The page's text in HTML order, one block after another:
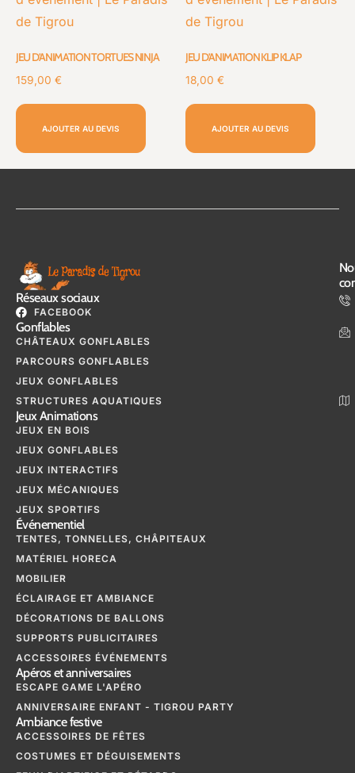
JEU D’ANIMATION TORTUES NINJA
159,00 €
AJOUTER AU DEVIS
JEU D’ANIMATION KLIP KLAP
18,00 €
AJOUTER AU DEVIS
Réseaux sociaux
FACEBOOK
Gonflables
CHÂTEAUX GONFLABLES
PARCOURS GONFLABLES
JEUX GONFLABLES
STRUCTURES AQUATIQUES
Jeux Animations
JEUX EN BOIS
JEUX GONFLABLES
JEUX INTERACTIFS
JEUX MÉCANIQUES
JEUX SPORTIFS
Événementiel
TENTES, TONNELLES, CHÂPITEAUX
MATÉRIEL HORECA
MOBILIER
ÉCLAIRAGE ET AMBIANCE
DÉCORATIONS DE BALLONS
SUPPORTS PUBLICITAIRES
ACCESSOIRES ÉVÉNEMENTS
Apéros et anniversaires
ESCAPE GAME L'APÉRO
ANNIVERSAIRE ENFANT - TIGROU PARTY
Ambiance festive
ACCESSOIRES DE FÊTES
COSTUMES ET DÉGUISEMENTS